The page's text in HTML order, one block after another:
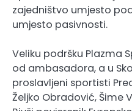
zajedništvo umjesto
umjesto pasivnosti.
Veliku podršku Plazma
od ambasadora, a u
proslavljeni sportisti
Željko Obradović, Šime